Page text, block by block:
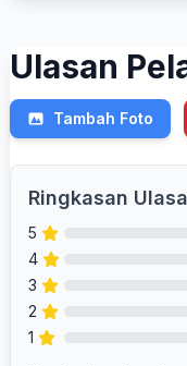
Ulasan
Tambah Foto
Ringkasan
5
4
3
2
1